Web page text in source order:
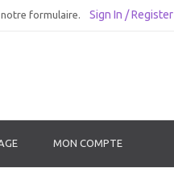
formulaire. Sign In / Register
MON COMPTE